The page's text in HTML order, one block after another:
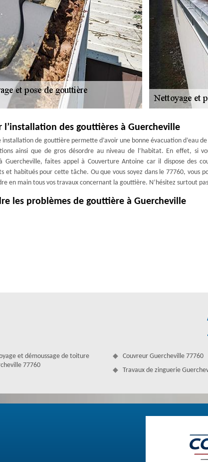
l’installation des gouttières à Guercheville
installation de gouttière permette d’avoir une bonne évacuation d’eau
ainsi que de gros désordre au niveau de l’habitat. En effet, si
Guercheville, faites appel à Couverture Antoine car il dispose des
et habitués pour cette tâche. Ou que vous soyez dans le 77760, vous
en main tous vos travaux concernant la gouttière. N’hésitez surtout
les problèmes de gouttière à Guercheville
qui passent toute l’année à Guercheville peuvent changer l’état de
mauvais état, elle ne peut plus fonctionner convenablement. Dès
et démoussage de toiture
77760
Couvreur Guercheville 77760
Travaux de zinguerie